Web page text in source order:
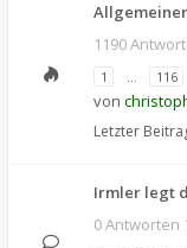
1190
1 … 116
von
Letzter
Irmler legt
0 Antworten